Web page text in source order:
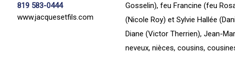
819 583-0444
www.jacquesetfils.com
Gosselin), feu Francine (feu
(Nicole Roy) et Sylvie Hallée
Diane (Victor Therrien), Jean-
neveux, nièces, cousins,